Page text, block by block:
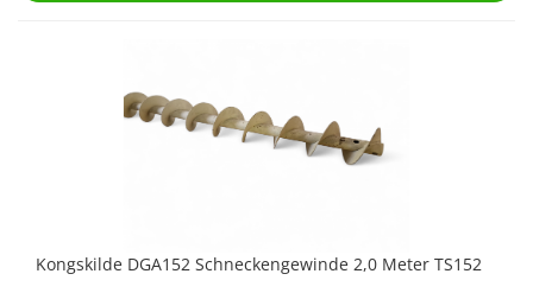
Kongskilde DGA152 Schneckengewinde 2,0 Meter TS152